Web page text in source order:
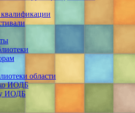
области
ИОДБ
ИОДБ